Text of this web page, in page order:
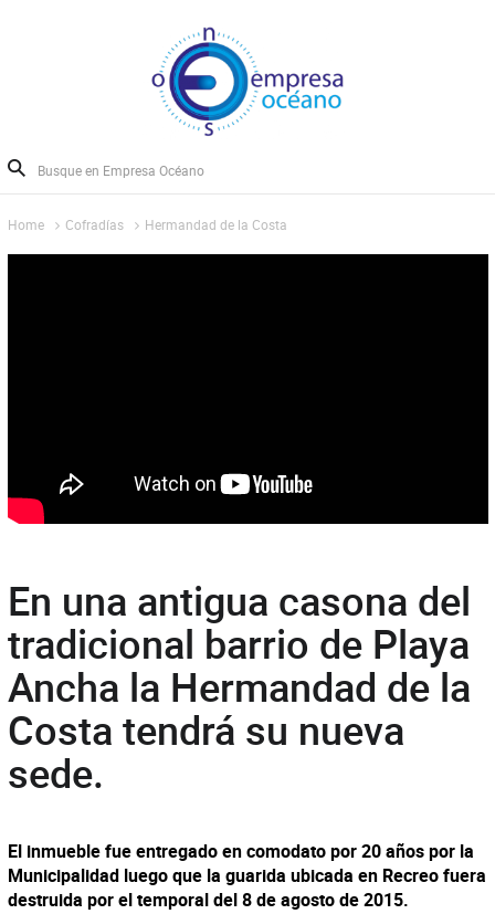
Home Cofradías Hermandad de la Costa
En una antigua casona del
tradicional barrio de Playa
Ancha la Hermandad de la
Costa tendrá su nueva
sede.
El inmueble fue entregado en comodato por 20 años por la
Municipalidad luego que la guarida ubicada en Recreo fuera
destruida por el temporal del 8 de agosto de 2015.